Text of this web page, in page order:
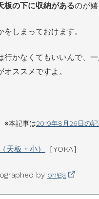
板の下に収納があるのが
しまっておけます。
行かなくてもいいんで、
ススメですよ。
※本記事は2019年8月26日の
天板・小） ［YOKA］
by oh!ga